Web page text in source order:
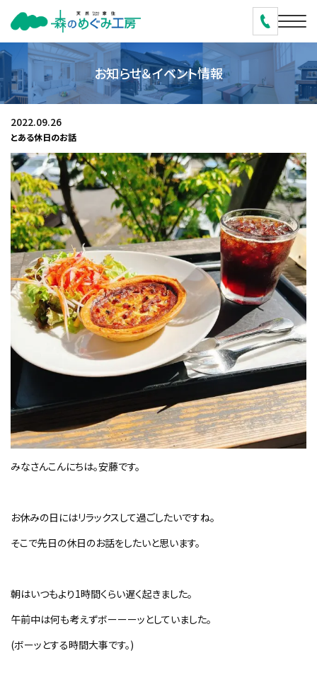
お知らせ＆イベント情報
2022.09.26
とある休日のお話
みなさんこんにちは。安藤です。
お休みの日にはリラックスして過ごしたいですね。
そこで先日の休日のお話をしたいと思います。
朝はいつもより1時間くらい遅く起きました。
午前中は何も考えずボーーーッとしていました。
(ボーッとする時間大事です。)